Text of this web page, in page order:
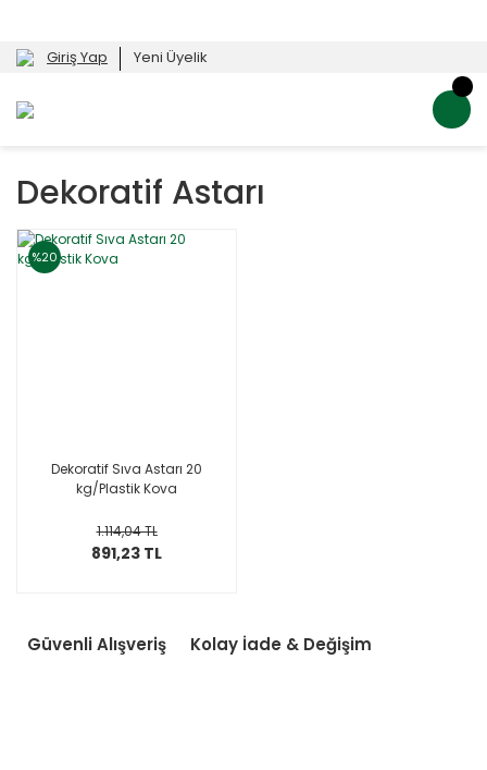
Giriş Yap Yeni Üyelik
Dekoratif Astarı
%20
Dekoratif Sıva Astarı 20
kg/Plastik Kova
1.114,04 TL
891,23 TL
Güvenli Alışveriş Kolay İade & Değişim